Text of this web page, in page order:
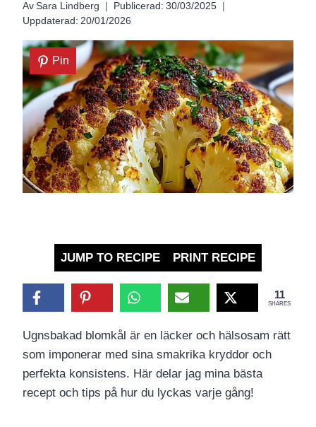
Av Sara Lindberg Publicerad: 30/03/2025
Uppdaterad: 20/01/2026
Pin
JUMP TO RECIPE PRINT RECIPE
11
SHARES
Ugnsbakad blomkål är en läcker och hälsosam rätt
som imponerar med sina smakrika kryddor och
perfekta konsistens. Här delar jag mina bästa
recept och tips på hur du lyckas varje gång!